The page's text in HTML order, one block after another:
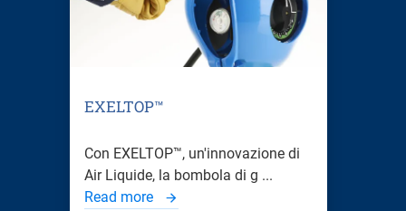
EXELTOP™
Con EXELTOP™, un'innovazione di
Air Liquide, la bombola di g ...
Read more